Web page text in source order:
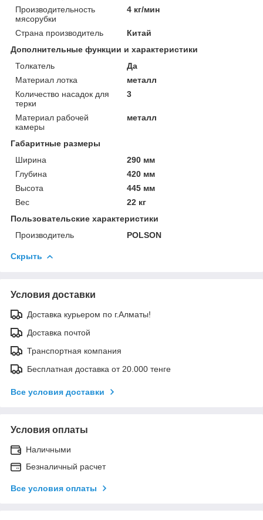
Производительность
мясорубки
4 кг/мин
Страна производитель
Китай
Дополнительные функции и характеристики
Толкатель
Да
Материал лотка
металл
Количество насадок для
терки
3
Материал рабочей
камеры
металл
Габаритные размеры
Ширина
290 мм
Глубина
420 мм
Высота
445 мм
Вес
22 кг
Пользовательские характеристики
Производитель
POLSON
Скрыть
Условия доставки
Доставка курьером по г.Алматы!
Доставка почтой
Транспортная компания
Бесплатная доставка от 20.000 тенге
Все условия доставки
Условия оплаты
Наличными
Безналичный расчет
Все условия оплаты